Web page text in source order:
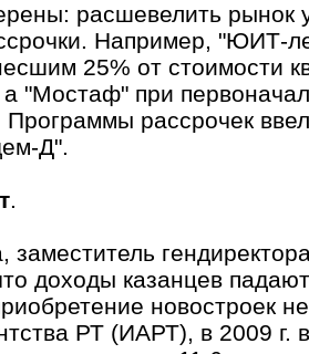
расшевелить рынок
Например, "ЮИТ-
25% от стоимости
а "Мостаф" при
Программы рассрочек
Д".
.
заместитель
доходы казанцев
новостроек
РТ (ИАРТ), в 2009 г.